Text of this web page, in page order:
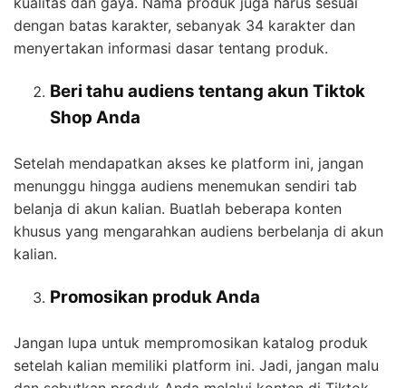
dengan batas karakter, sebanyak 34 karakter dan
menyertakan informasi dasar tentang produk.
Beri tahu audiens tentang akun Tiktok
Shop Anda
Setelah mendapatkan akses ke platform ini, jangan
menunggu hingga audiens menemukan sendiri tab
belanja di akun kalian. Buatlah beberapa konten
khusus yang mengarahkan audiens berbelanja di akun
kalian.
Promosikan produk Anda
Jangan lupa untuk mempromosikan katalog produk
setelah kalian memiliki platform ini. Jadi, jangan malu